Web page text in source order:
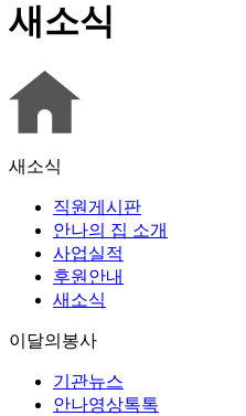
새소식
새소식
직원게시판
안나의 집 소개
사업실적
후원안내
새소식
이달의봉사
기관뉴스
안나영상톡톡